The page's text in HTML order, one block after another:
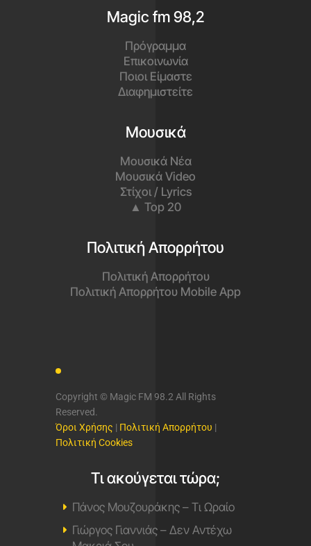
Magic fm 98,2
Πρόγραμμα
Επικοινωνία
Ποιοι Είμαστε
Διαφημιστείτε
Μουσικά
Μουσικά Νέα
Μουσικά Video
Στίχοι / Lyrics
▲ Top 20
Πολιτική Απορρήτου
Πολιτική Απορρήτου
Πολιτική Απορρήτου Mobile App
Copyright © Magic FM 98.2 All Rights
Reserved.
Όροι Χρήσης | Πολιτική Απορρήτου |
Πολιτική Cookies
Τι ακούγεται τώρα;
Πάνος Μουζουράκης – Τι Ωραίο
Γιώργος Γιαννιάς – Δεν Αντέχω